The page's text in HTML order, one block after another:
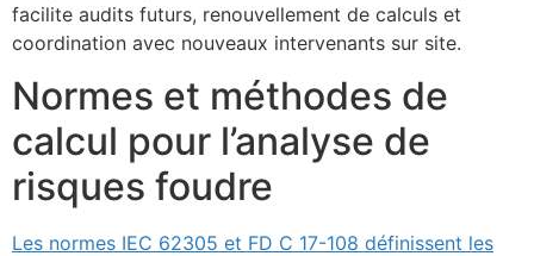
facilite audits futurs, renouvellement de calculs et
coordination avec nouveaux intervenants sur site.
Normes et méthodes de
calcul pour l’analyse de
risques foudre
Les normes IEC 62305 et FD C 17-108 définissent les